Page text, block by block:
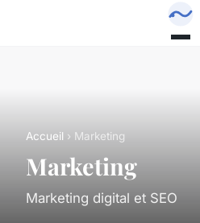
Accueil › Marketing
Marketing
Marketing digital et SEO